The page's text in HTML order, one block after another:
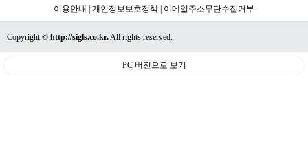
이용안내 개인정보보호정책 이메일주소무단수집거부
Copyright © http://sigls.co.kr.All rights reserved.
PC 버전으로 보기